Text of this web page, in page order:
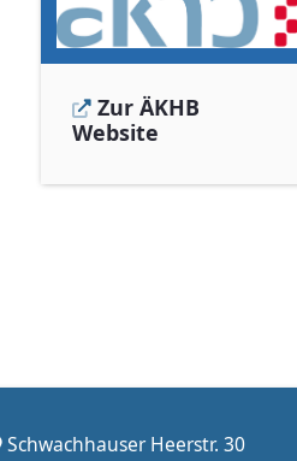
Zur ÄKHB
Website
Schwachhauser Heerstr. 30